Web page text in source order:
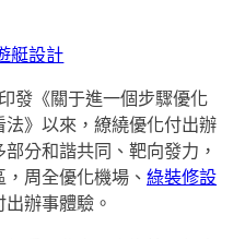
艇設計
發《關于進一個步驟優化
》以來，繚繞優化付出辦
分和諧共同、靶向發力，
，周全優化機場、綠裝修設
辦事體驗。